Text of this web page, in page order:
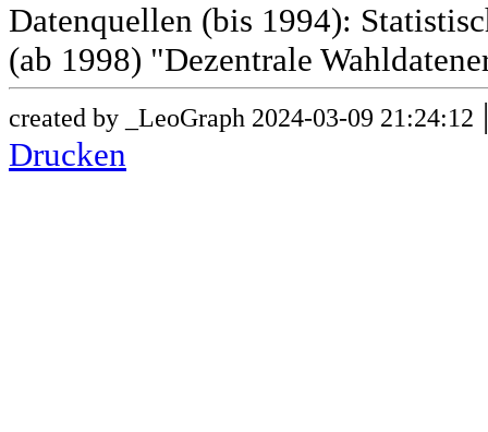
Datenquellen (bis 1994):
(ab 1998) "Dezentrale
created by _LeoGraph 2024-03-09 21:24:12
Drucken